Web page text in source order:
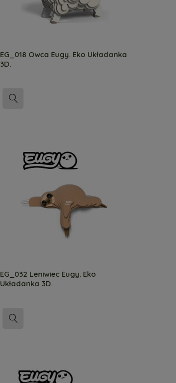
EG_018 Owca Eugy. Eko Układanka
3D.
EG_032 Leniwiec Eugy. Eko
Układanka 3D.